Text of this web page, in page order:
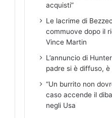
acquisti”
Le lacrime di
commuove dopo il
Vince Martin
L’annuncio di
padre si è diffuso, è
“Un burrito non
caso accende il
negli Usa